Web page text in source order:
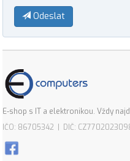
Odeslat
E-shop s IT a elektronikou. Vždy
IČO: 86705342 | DIČ: